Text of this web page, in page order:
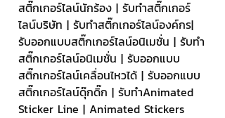
สติ๊กเกอร์ไลน์นักร้อง | รับทำสติ๊กเกอร์
ไลน์บริษัท | รับทำสติ๊กเกอร์ไลน์องค์กร|
รับออกแบบสติ๊กเกอร์ไลน์อนิเมชั่น | รับทำ
สติ๊กเกอร์ไลน์อนิเมชั่น | รับออกแบบ
สติ๊กเกอร์ไลน์เคลื่อนไหวได้ | รับออกแบบ
สติ๊กเกอร์ไลน์ดุ๊กดิ๊ก | รับทำAnimated
Sticker Line | Animated Stickers